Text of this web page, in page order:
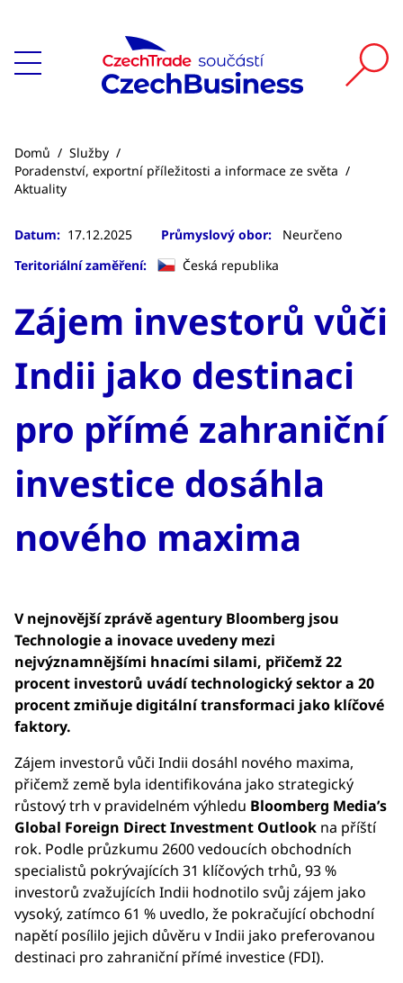
Domů / Služby /
Poradenství, exportní příležitosti a informace ze světa /
Aktuality
Datum: 17.12.2025 Průmyslový obor:
Neurčeno
Teritoriální zaměření:
Česká republika
Zájem investorů vůči
Indii jako destinaci
pro přímé zahraniční
investice dosáhla
nového maxima
V nejnovější zprávě agentury Bloomberg jsou
Technologie a inovace uvedeny mezi
nejvýznamnějšími hnacími silami, přičemž 22
procent investorů uvádí technologický sektor a 20
procent zmiňuje digitální transformaci jako klíčové
faktory.
Zájem investorů vůči Indii dosáhl nového maxima,
přičemž země byla identifikována jako strategický
růstový trh v pravidelném výhledu Bloomberg Media’s
Global Foreign Direct Investment Outlook na příští
rok. Podle průzkumu 2600 vedoucích obchodních
specialistů pokrývajících 31 klíčových trhů, 93 %
investorů zvažujících Indii hodnotilo svůj zájem jako
vysoký, zatímco 61 % uvedlo, že pokračující obchodní
napětí posílilo jejich důvěru v Indii jako preferovanou
destinaci pro zahraniční přímé investice (FDI).